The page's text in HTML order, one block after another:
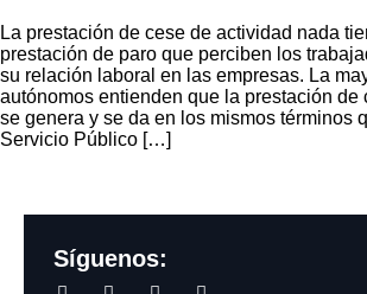
La prestación de cese de actividad nada
prestación de paro que perciben los
su relación laboral en las empresas. La
autónomos entienden que la prestación de
se genera y se da en los mismos términos
Servicio Público […]
Síguenos: